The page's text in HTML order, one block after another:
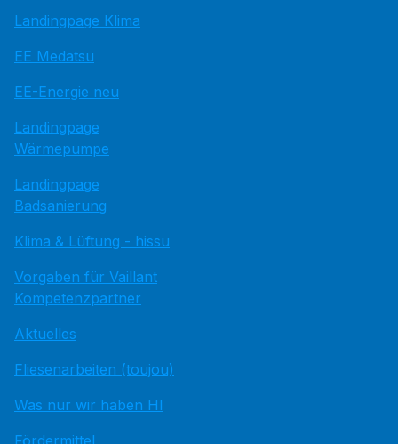
Landingpage Klima
EE Medatsu
EE-Energie neu
Landingpage
Wärmepumpe
Landingpage
Badsanierung
Klima & Lüftung - hissu
Vorgaben für Vaillant
Kompetenzpartner
Aktuelles
Fliesenarbeiten (toujou)
Was nur wir haben HI
Fördermittel